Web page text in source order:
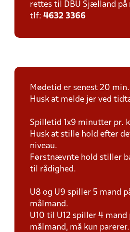
rettes til DBU Sjælland på
tlf: 4632 3366
Mødetid er senest 20
Husk at melde jer ved
Spilletid 1x9 minutter pr.
Husk at stille hold efter
niveau.
Førstnævnte hold stiller
til rådighed.
U8 og U9 spiller 5 mand
målmand.
U10 til U12 spiller 4 mand
målmand, må kun parerer.